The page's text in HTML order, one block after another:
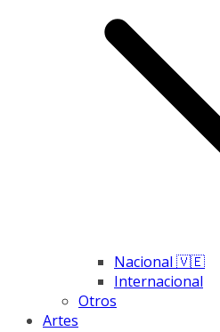
Nacional 🇻🇪
Internacional
Otros
Artes